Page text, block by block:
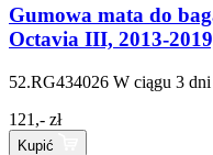
Gumowa mata do
Octavia III, 2013-
52.RG434026 W ciągu 3 dni
121,- zł
Kupić